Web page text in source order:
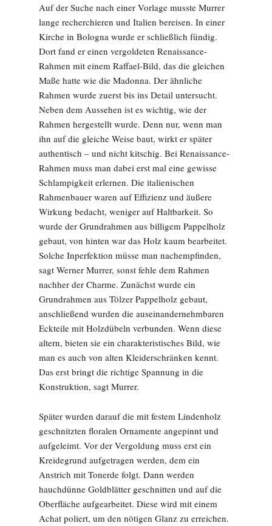
Auf der Suche nach einer Vorlage musste Murrer
lange recherchieren und Italien bereisen. In einer
Kirche in Bologna wurde er schließlich fündig.
Dort fand er einen vergoldeten Renaissance-
Rahmen mit einem Raffael-Bild, das die gleichen
Maße hatte wie die Madonna. Der ähnliche
Rahmen wurde zuerst bis ins Detail untersucht.
Neben dem Aussehen ist es wichtig, wie der
Rahmen hergestellt wurde. Denn nur, wenn man
ihn auf die gleiche Weise baut, wirkt er später
authentisch – und nicht kitschig. Bei Renaissance-
Rahmen muss man dabei erst mal eine gewisse
Schlampigkeit erlernen. Die italienischen
Rahmenbauer waren auf Effizienz und äußere
Wirkung bedacht, weniger auf Haltbarkeit. So
wurde der Grundrahmen aus billigem Pappelholz
gebaut, von hinten war das Holz kaum bearbeitet.
Solche Inperfektion müsse man nachempfinden,
sagt Werner Murrer, sonst fehle dem Rahmen
nachher der Charme. Zunächst wurde ein
Grundrahmen aus Tölzer Pappelholz gebaut,
anschließend wurden die auseinandernehmbaren
Eckteile mit Holzdübeln verbunden. Wenn diese
altern, bieten sie ein charakteristisches Bild, wie
man es auch von alten Kleiderschränken kennt.
Das erst bringt die richtige Spannung in die
Konstruktion, sagt Murrer.
Später wurden darauf die mit festem Lindenholz
geschnitzten floralen Ornamente angepinnt und
aufgeleimt. Vor der Vergoldung muss erst ein
Kreidegrund aufgetragen werden, dem ein
Anstrich mit Tonerde folgt. Dann werden
hauchdünne Goldblätter geschnitten und auf die
Oberfläche aufgearbeitet. Diese wird mit einem
Achat poliert, um den nötigen Glanz zu erreichen.